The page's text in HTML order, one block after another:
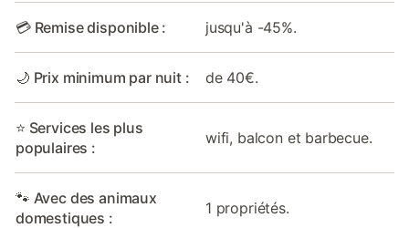
💳 Remise disponible : jusqu'à -45%.
🌙 Prix minimum par nuit : de 40€.
⭐ Services les plus
populaires :
wifi, balcon et barbecue.
🐾 Avec des animaux
domestiques :
1 propriétés.